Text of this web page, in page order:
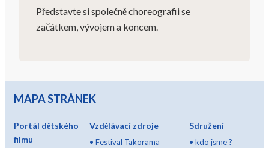
Představte si společně choreografii se
začátkem, vývojem a koncem.
MAPA STRÁNEK
Portál dětského
filmu
Vzdělávací zdroje
• Festival Takorama
Sdružení
•kdo jsme ?